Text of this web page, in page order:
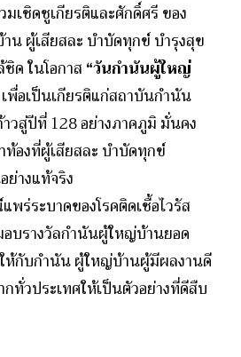
เชิดชูเกียรติและศักดิ์ศรี ของ
ผู้เสียสละ บำบัดทุกข์ บำรุงสุข
ด ในโอกาส “วันกำนันผู้ใหญ่
พื่อเป็นเกียรติแก่สถาบันกำนัน
วสู่ปีที่ 128 อย่างภาคภูมิ มั่นคง
ท้องที่ผู้เสียสละ บำบัดทุกข์
างแท้จริง
ร่ระบาดของโรคติดเชื้อไวรัส
อบรางวัลกำนันผู้ใหญ่บ้านยอด
ห้กับกำนัน ผู้ใหญ่บ้านผู้มีผลงานดี
กทั่วประเทศให้เป็นตัวอย่างที่ดีสืบ